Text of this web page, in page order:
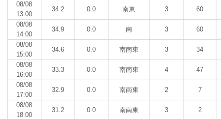
08/08
13:00
34.2 0.0 南東 3 60
08/08
14:00
34.9 0.0 南 3 60
08/08
15:00
34.6 0.0 南南東 3 34
08/08
16:00
33.3 0.0 南南東 4 47
08/08
17:00
32.9 0.0 南南東 2 7
08/08
18:00
31.2 0.0 南南東 3 2